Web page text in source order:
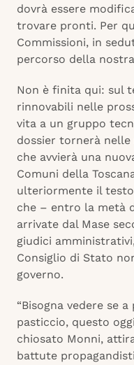
dovrà essere
trovare pronti. Per
Commissioni, in
percorso della nostra
Non è finita qui: sul
rinnovabili nelle
vita a un gruppo
dossier tornerà nelle
che avvierà una
Comuni della
ulteriormente il
che – entro la metà
arrivate dal Mase
giudici
Consiglio di Stato
governo.
“Bisogna vedere se
pasticcio, questo
chiosato Monni,
battute